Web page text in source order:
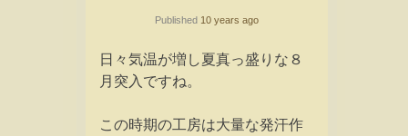
Published 10 years ago
日々気温が増し夏真っ盛りな８
月突入ですね。
この時期の工房は大量な発汗作